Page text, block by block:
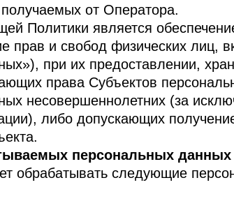
от Оператора.
Политики является
прав и свобод физических
при их предоставлении,
права Субъектов
несовершеннолетних (за
либо допускающих
персональных данных
обрабатывать следующие